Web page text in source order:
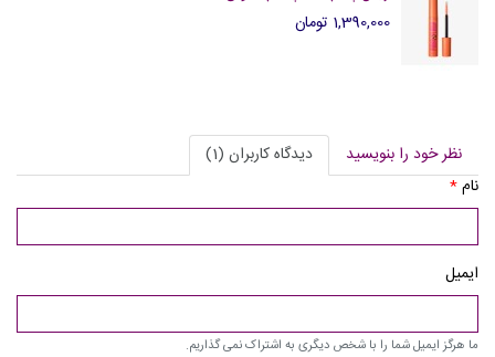
1,390,000 تومان
نظر خود را بنویسید
دیدگاه کاربران (1)
نام*
ایمیل
ما هرگز ایمیل شما را با شخص دیگری به اشتراک نمی گذاریم.